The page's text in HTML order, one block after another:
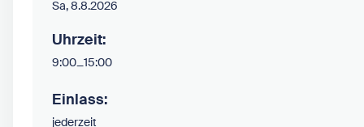
Sa, 8.8.2026
Uhrzeit:
9:00–15:00
Einlass:
jederzeit